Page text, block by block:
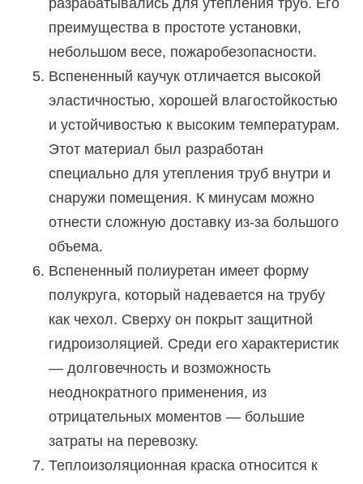
преимущества в простоте установки,
небольшом весе, пожаробезопасности.
Вспененный каучук отличается высокой
эластичностью, хорошей влагостойкостью
и устойчивостью к высоким температурам.
Этот материал был разработан
специально для утепления труб внутри и
снаружи помещения. К минусам можно
отнести сложную доставку из-за большого
объема.
Вспененный полиуретан имеет форму
полукруга, который надевается на трубу
как чехол. Сверху он покрыт защитной
гидроизоляцией. Среди его характеристик
— долговечность и возможность
неоднократного применения, из
отрицательных моментов — большие
затраты на перевозку.
Теплоизоляционная краска относится к